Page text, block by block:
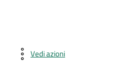
Vedi azioni